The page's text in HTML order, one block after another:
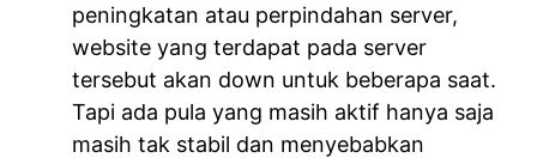
peningkatan atau perpindahan server,
website yang terdapat pada server
tersebut akan down untuk beberapa saat.
Tapi ada pula yang masih aktif hanya saja
masih tak stabil dan menyebabkan